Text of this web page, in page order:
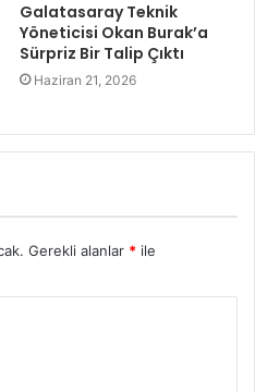
Galatasaray Teknik
Yöneticisi Okan Burak’a
Sürpriz Bir Talip Çıktı
Haziran 21, 2026
Gerekli alanlar * ile